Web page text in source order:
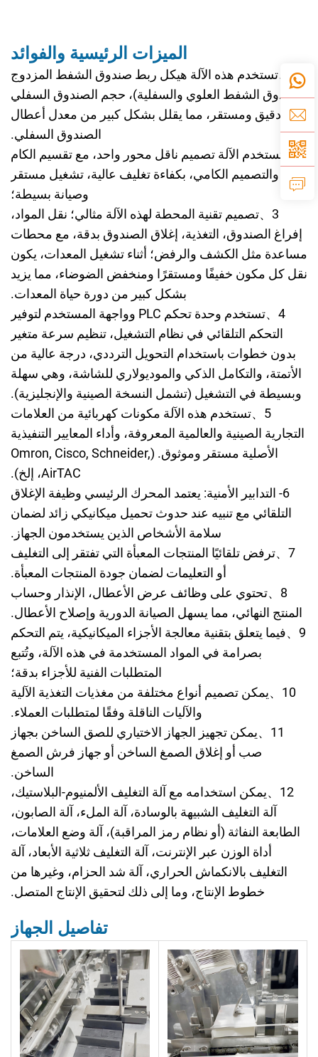
الميزات الرئيسية والفوائد
1
、تستخدم هذه الآلة هيكل ربط صندوق الشفط المزدوج
(صندوق الشفط العلوي والسفلية)، حجم الصندوق السفلي
دقيق ومستقر، مما يقلل بشكل كبير من معدل أعطال
الصندوق السفلي.
2
、 تستخدم الآلة تصميم ناقل محور واحد، مع تقسيم الكام
والتصميم الكامي، بكفاءة تغليف عالية، تشغيل مستقر
وصيانة بسيطة؛
3
、تصميم تقنية المحطة لهذه الآلة مثالي؛ نقل المواد،
إفراغ الصندوق، التغذية، إغلاق الصندوق بدقة، مع محطات
مساعدة مثل الكشف والرفض؛ أثناء تشغيل المعدات، يكون
نقل كل مكون خفيفًا ومستقرًا ومنخفض الضوضاء، مما يزيد
بشكل كبير من دورة حياة المعدات.
4
、
تستخدم وحدة تحكم PLC وواجهة المستخدم لتوفير
التحكم التلقائي في نظام التشغيل، تنظيم سرعة متغير
بدون خطوات باستخدام التحويل الترددي، درجة عالية من
الأتمتة، والتكامل الذكي والموديولاري للشاشة، وهي سهلة
وبسيطة في التشغيل (تشمل النسخة الصينية والإنجليزية).
5
、تستخدم هذه الآلة مكونات كهربائية من العلامات
التجارية الصينية والعالمية المعروفة، وأداء المعايير التنفيذية
الأصلية مستقر وموثوق. (Omron, Cisco, Schneider,
AirTAC، إلخ).
6- التدابير الأمنية: يعتمد المحرك الرئيسي وظيفة الإغلاق
التلقائي مع تنبيه عند حدوث تحميل ميكانيكي زائد لضمان
سلامة الأشخاص الذين يستخدمون الجهاز.
7
、ترفض تلقائيًا المنتجات المعبأة التي تفتقر إلى التغليف
أو التعليمات لضمان جودة المنتجات المعبأة.
8
、تحتوي على وظائف عرض الأعطال، الإنذار وحساب
المنتج النهائي، مما يسهل الصيانة الدورية وإصلاح الأعطال.
9
、فيما يتعلق بتقنية معالجة الأجزاء الميكانيكية، يتم التحكم
بصرامة في المواد المستخدمة في هذه الآلة، وتُتبع
المتطلبات الفنية للأجزاء بدقة؛
10
、يمكن تصميم أنواع مختلفة من مغذيات التغذية الآلية
والآليات الناقلة وفقًا لمتطلبات العملاء.
11
、يمكن تجهيز الجهاز الاختياري للصق الساخن بجهاز
صب أو إغلاق الصمغ الساخن أو جهاز فرش الصمغ
الساخن.
12
、يمكن استخدامه مع آلة التغليف الألمنيوم-البلاستيك،
آلة التغليف الشبيهة بالوسادة، آلة الملء، آلة الصابون،
الطابعة النفاثة (أو نظام رمز المراقبة)، آلة وضع العلامات،
أداة الوزن عبر الإنترنت، آلة التغليف ثلاثية الأبعاد، آلة
التغليف بالانكماش الحراري، آلة شد الحزام، وغيرها من
خطوط الإنتاج، وما إلى ذلك لتحقيق الإنتاج المتصل.
تفاصيل الجهاز